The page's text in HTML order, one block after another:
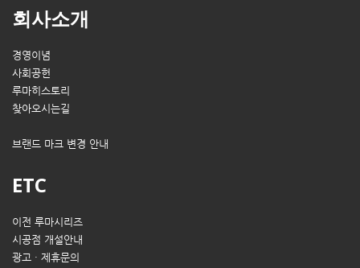
회사소개
경영이념
사회공헌
루마히스토리
찾아오시는길
브랜드 마크 변경 안내
ETC
이전 루마시리즈
시공점 개설안내
광고 · 제휴문의